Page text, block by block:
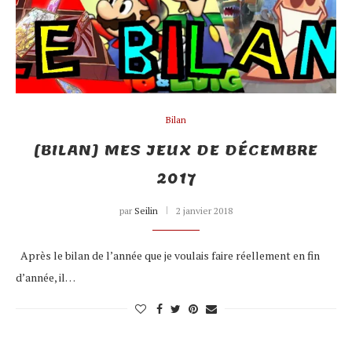
Bilan
[BILAN] MES JEUX DE DÉCEMBRE
2017
par Seilin 2 janvier 2018
Après le bilan de l’année que je voulais faire réellement en fin
d’année, il…